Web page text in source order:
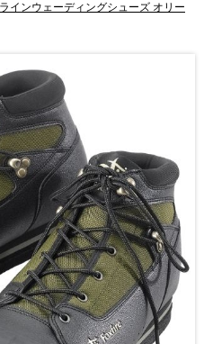
インウェーディングシューズ オリー